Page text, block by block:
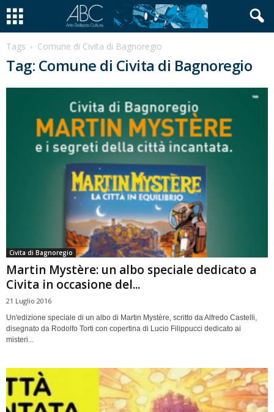
Tags Comune di Civita di Bagnoregio
Tag: Comune di Civita di Bagnoregio
Civita di Bagnoregio
Martin Mystère: un albo speciale dedicato a
Civita in occasione del...
21 Luglio 2016
Un'edizione speciale di un albo di Martin Mystère, scritto da Alfredo Castelli,
disegnato da Rodolfo Torti con copertina di Lucio Filippucci dedicato ai
misteri...